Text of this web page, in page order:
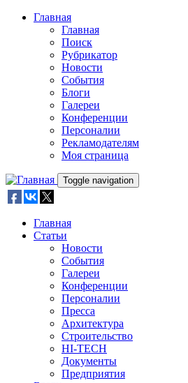
Skip to main content
Главная
Главная
Поиск
Рубрикатор
Новости
События
Блоги
Галереи
Конференции
Персоналии
Рекламодателям
Моя страница
Toggle navigation
Главная
Статьи
Новости
События
Галереи
Конференции
Персоналии
Пресса
Архитектура
Строительство
HI-TECH
Документы
Предприятия